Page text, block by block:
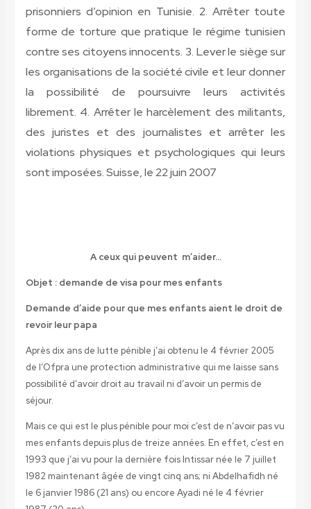
prisonniers d’opinion en Tunisie. 2. Arrêter toute
forme de torture que pratique le régime tunisien
contre ses citoyens innocents. 3. Lever le siège sur
les organisations de la société civile et leur donner
la possibilité de poursuivre leurs activités
librement. 4. Arrêter le harcèlement des militants,
des juristes et des journalistes et arrêter les
violations physiques et psychologiques qui leurs
sont imposées.Suisse, le 22 juin 2007
A ceux qui peuvent m’aider…
Objet : demande de visa pour mes enfants
Demande d’aide pour que mes enfants aient le droit de
revoir leur papa
Après dix ans de lutte pénible j’ai obtenu le 4 février 2005
de l’Ofpra une protection administrative qui me laisse sans
possibilité d’avoir droit au travail ni d’avoir un permis de
séjour.
Mais ce qui est le plus pénible pour moi c’est de n’avoir pas vu
mes enfants depuis plus de treize années. En effet, c’est en
1993 que j’ai vu pour la dernière fois Intissar née le 7 juillet
1982 maintenant âgée de vingt cinq ans; ni Abdelhafidh né
le 6 janvier 1986 (21 ans) ou encore Ayadi né le 4 février